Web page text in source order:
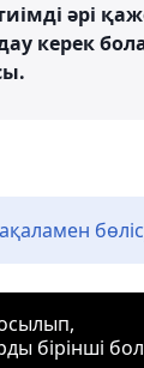
әрі
керек
бірінші